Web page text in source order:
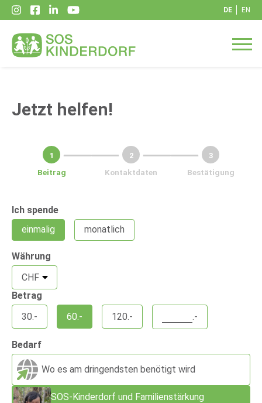
DE EN
Jetzt helfen!
1
Beitrag
2
Kontaktdaten
3
Bestätigung
Ich spende
einmalig
monatlich
Währung
Betrag
30.- 60 .- 120.- .-
Bedarf
Wo es am dringendsten benötigt wird
SOS-Kinderdorf und Familienstärkung